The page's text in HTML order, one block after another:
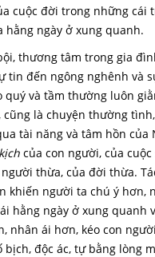
cuộc đời trong những cái
hằng ngày ở xung quanh.
thương tâm trong gia
tin đến ngông nghênh và
quý và tầm thường luôn
là chuyện thường
tài năng và tâm hồn của
của con người, của
thừa, của đời thừa.
khiến người ta chú ý hơn,
hằng ngày ở xung quanh
nhân ái hơn, kéo con
độc ác, tự bằng lòng